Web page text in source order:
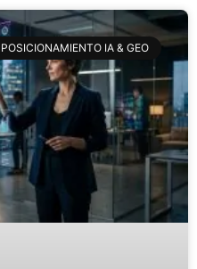
POSICIONAMIENTO IA & GEO